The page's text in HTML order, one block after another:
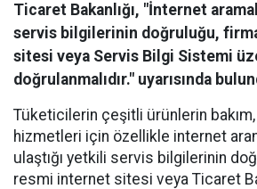
Ticaret Bakanlığı, ⁠⁠"⁠⁠İnternet
servis bilgilerinin doğruluğu,
sitesi veya Servis Bilgi Sistemi
doğrulanmalıdır." uyarısında
Tüketicilerin çeşitli ürünlerin
hizmetleri için özellikle internet
ulaştığı yetkili servis bilgilerinin
resmi internet sitesi veya Ticaret